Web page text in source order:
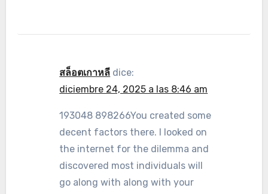
สล็อตเกาหลี dice:
diciembre 24, 2025 a las 8:46 am
193048 898266You created some
decent factors there. I looked on
the internet for the dilemma and
discovered most individuals will
go along with along with your